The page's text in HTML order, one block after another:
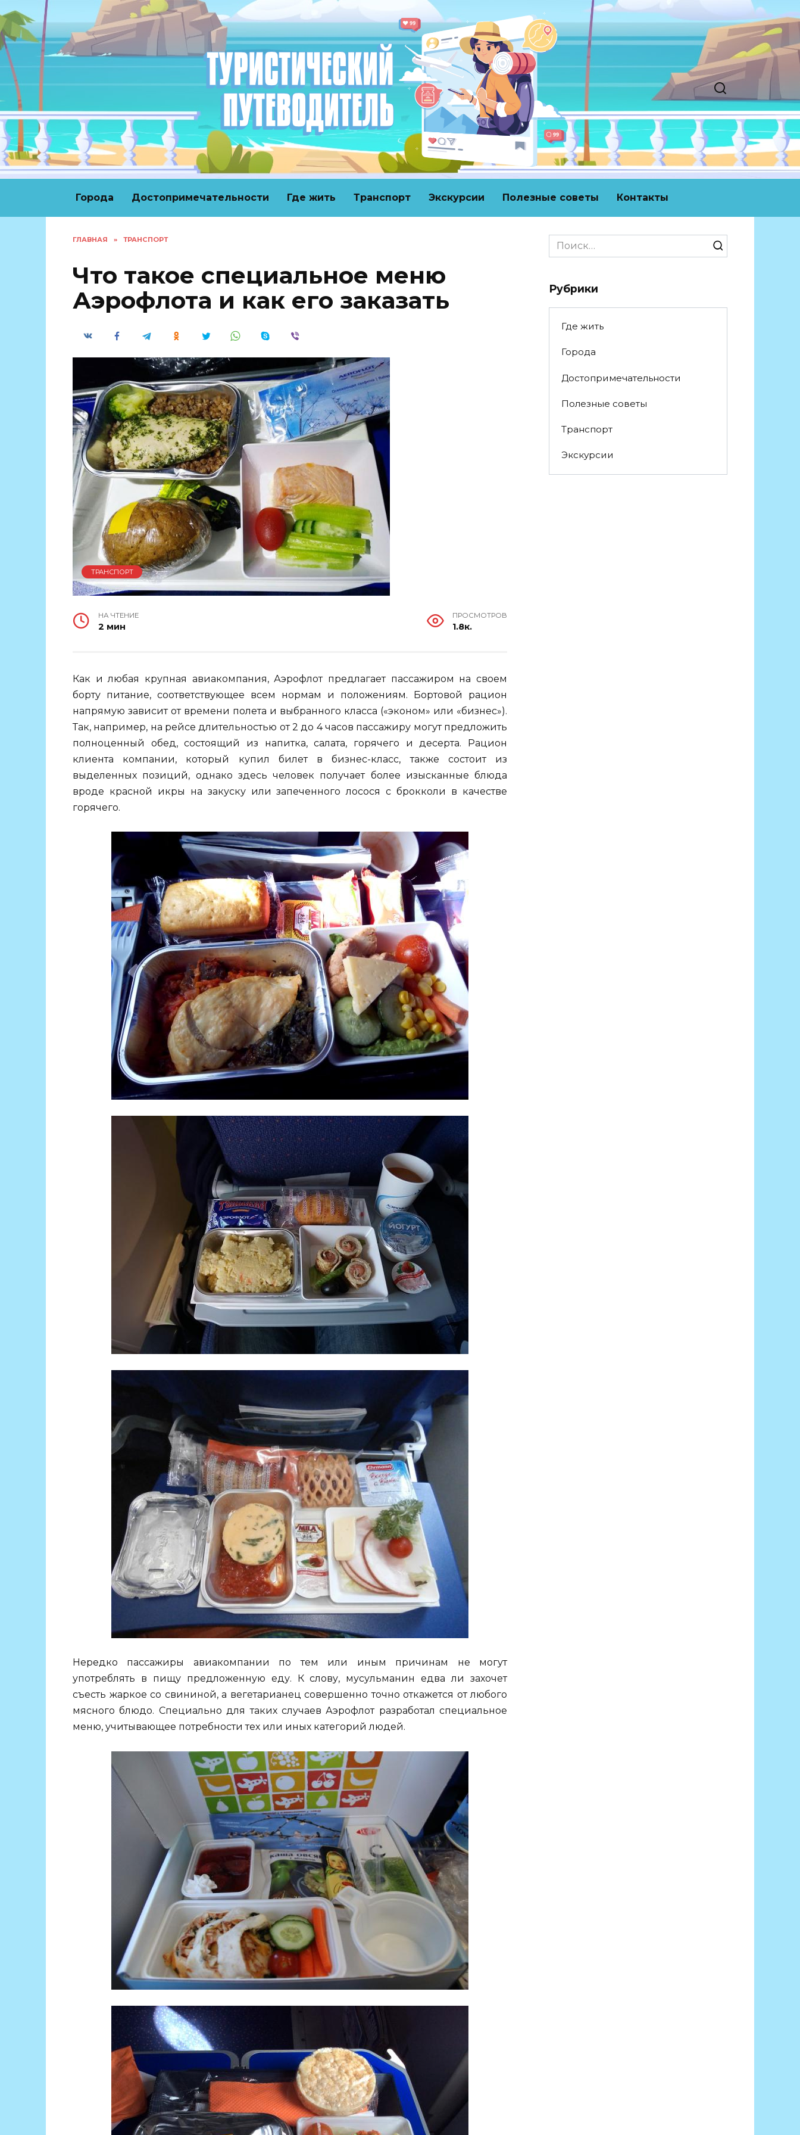
к
содержанию
Города Достопримечательности Где жить Транспорт Экскурсии Полезные советы Контакты
ГЛАВНАЯ » ТРАНСПОРТ
Что такое специальное меню
Аэрофлота и как его заказать
ТРАНСПОРТ
НА ЧТЕНИЕ
2 мин
ПРОСМОТРОВ
1.8к.
Как и любая крупная авиакомпания, Аэрофлот предлагает пассажиром на своем
борту питание, соответствующее всем нормам и положениям. Бортовой рацион
напрямую зависит от времени полета и выбранного класса («эконом» или «бизнес»).
Так, например, на рейсе длительностью от 2 до 4 часов пассажиру могут предложить
полноценный обед, состоящий из напитка, салата, горячего и десерта. Рацион
клиента компании, который купил билет в бизнес-класс, также состоит из
выделенных позиций, однако здесь человек получает более изысканные блюда
вроде красной икры на закуску или запеченного лосося с брокколи в качестве
горячего.
Нередко пассажиры авиакомпании по тем или иным причинам не могут
употреблять в пищу предложенную еду. К слову, мусульманин едва ли захочет
съесть жаркое со свининой, а вегетарианец совершенно точно откажется от любого
мясного блюдо. Специально для таких случаев Аэрофлот разработал специальное
меню, учитывающее потребности тех или иных категорий людей.
Search
for:
Рубрики
Где жить
Города
Достопримечательности
Полезные советы
Транспорт
Экскурсии